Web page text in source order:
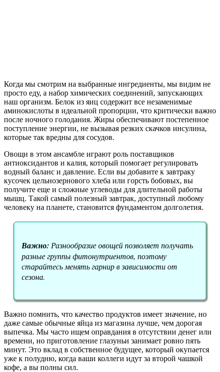
Когда мы смотрим на выбранные ингредиенты, мы видим не
просто еду, а набор химических соединений, запускающих
наш организм. Белок из яиц содержит все незаменимые
аминокислоты в идеальной пропорции, что критически важно
после ночного голодания. Жиры обеспечивают постепенное
поступление энергии, не вызывая резких скачков инсулина,
которые так вредны для сосудов.
Овощи в этом ансамбле играют роль поставщиков
антиоксидантов и калия, который помогает регулировать
водный баланс и давление. Если вы добавите к завтраку
кусочек цельнозернового хлеба или горсть бобовых, вы
получите еще и сложные углеводы для длительной работы
мышц. Такой самый полезный завтрак, доступный любому
человеку на планете, становится фундаментом долголетия.
Важно: Разнообразие овощей позволяет получать
разные группы фитонутриентов, поэтому
старайтесь менять гарнир в зависимости от
сезона.
Важно помнить, что качество продуктов имеет значение, но
даже самые обычные яйца из магазина лучше, чем дорогая
выпечка. Мы часто ищем оправдания в отсутствии денег или
времени, но приготовление глазуньи занимает ровно пять
минут. Это вклад в собственное будущее, который окупается
уже к полудню, когда ваши коллеги идут за второй чашкой
кофе, а вы полны сил.